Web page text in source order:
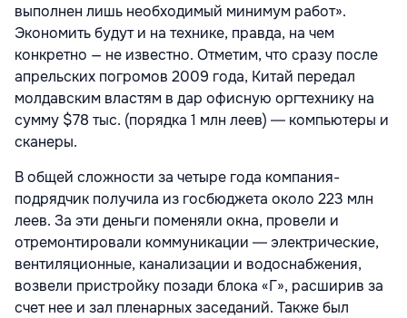
выполнен лишь необходимый минимум работ».
Экономить будут и на технике, правда, на чем
конкретно — не известно. Отметим, что сразу после
апрельских погромов 2009 года, Китай передал
молдавским властям в дар офисную оргтехнику на
сумму $78 тыс. (порядка 1 млн леев) ― компьютеры и
сканеры.
В общей сложности за четыре года компания-
подрядчик получила из госбюджета около 223 млн
леев. За эти деньги поменяли окна, провели и
отремонтировали коммуникации ― электрические,
вентиляционные, канализации и водоснабжения,
возвели пристройку позади блока «Г», расширив за
счет нее и зал пленарных заседаний. Также был